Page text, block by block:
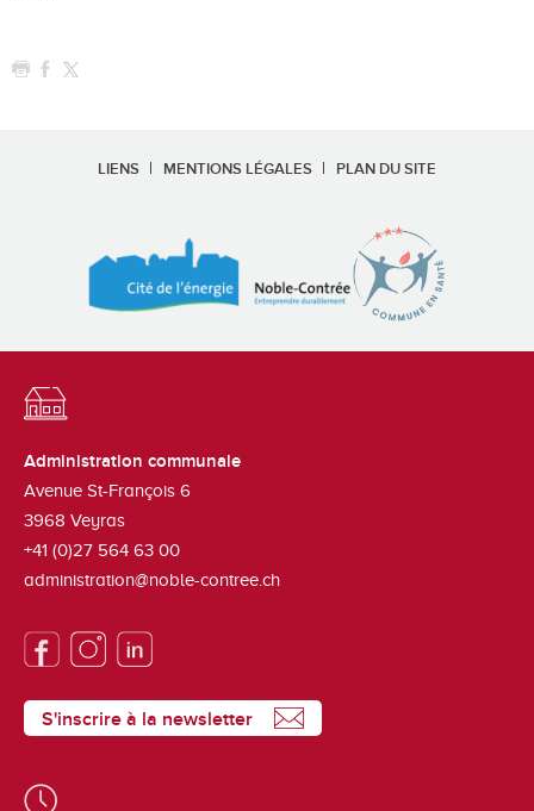
LIENS MENTIONS LÉGALES PLAN DU SITE
Administration communale
Avenue St-François 6
3968 Veyras
+41 (0)27 564 63 00
administration@noble-contree.ch
S'inscrire à la newsletter